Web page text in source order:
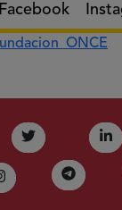
Facebook
nueva ventana)
Twitter
(Abre en
Instagram
(Abre en nueva
(Abre